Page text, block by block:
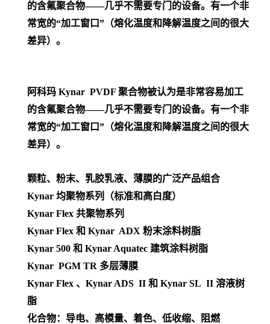
的含氟聚合物——几乎不需要专门的设备。有一个非
常宽的“加工窗口”（熔化温度和降解温度之间的很大
差异）。
阿科玛 Kynar PVDF 聚合物被认为是非常容易加工
的含氟聚合物——几乎不需要专门的设备。有一个非
常宽的“加工窗口”（熔化温度和降解温度之间的很大
差异）。
颗粒、粉末、乳胶乳液、薄膜的广泛产品组合
Kynar 均聚物系列（标准和高白度）
Kynar Flex 共聚物系列
Kynar Flex 和 Kynar ADX 粉末涂料树脂
Kynar 500 和 Kynar Aquatec 建筑涂料树脂
Kynar PGM TR 多层薄膜
Kynar Flex 、Kynar ADS II 和 Kynar SL II 溶液树
脂
化合物：导电、高模量、着色、低收缩、阻燃